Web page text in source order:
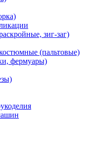
зиг-заг)
(пальтовые)
фермуары)